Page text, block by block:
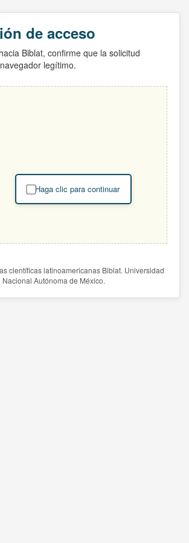
de acceso
Biblat, confirme que la solicitud
legítimo.
Haga clic para continuar
científicas latinoamericanas Biblat. Universidad
Nacional Autónoma de México.